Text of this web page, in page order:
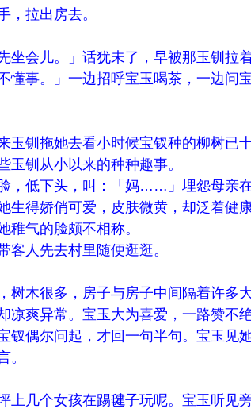
，拉出房去。
坐会儿。」话犹未了，早被那玉钏拉着
懂事。」一边招呼宝玉喝茶，一边问
玉钏拖她去看小时候宝钗种的柳树已
玉钏从小以来的种种趣事。
，低下头，叫：「妈……」埋怨母亲
生得娇俏可爱，皮肤微黄，却泛着健
稚气的脸颇不相称。
客人先去村里随便逛逛。
树木很多，房子与房子中间隔着许多
凉爽异常。宝玉大为喜爱，一路赞不
钗偶尔问起，才回一句半句。宝玉见
。
上几个女孩在踢毽子玩呢。宝玉听见